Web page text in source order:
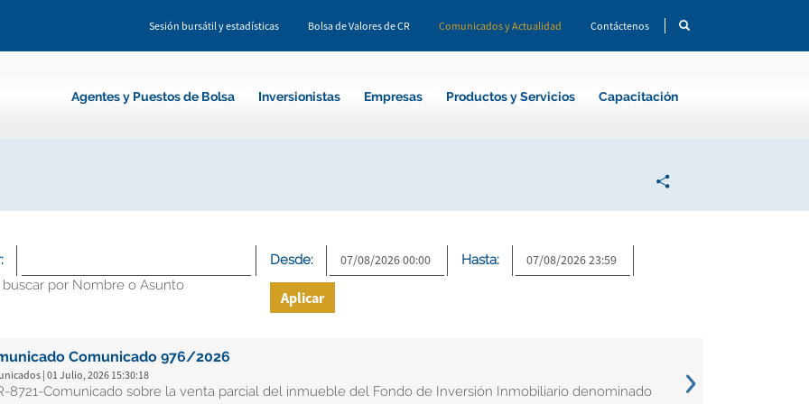
Sesión bursátil y estadísticas Bolsa de Valores de CR Comunicados y Actualidad Contáctenos
Agentes y Puestos de Bolsa Inversionistas Empresas Productos y Servicios Capacitación
buscar por Nombre o Asunto
Desde: Hasta:
Aplicar
Comunicado 976/2026
| 01 Julio, 2026 15:30:18
8721-Comunicado sobre la venta parcial del inmueble del Fondo de Inversión Inmobiliario denominado